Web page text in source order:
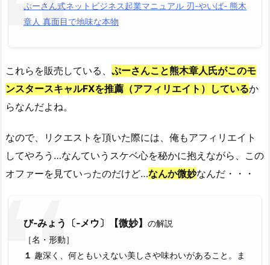
ぷーさん式ネットビジネス起業マニュアル 刃-やいば- 熊木
章人 真面目で地味な本物
これらを販売している、 ぷーさんこと熊木章人氏がこのモ
ンスタースキャルFXを推薦（アフィリエイト）しているか
らなんだよね。
なので、リクエストを頂いた際には、俺もアフィリエイト
してやろう…なんていうスケベ心を秘かに抱えながら、この
オファーを見ていったのだけど…なんか微妙なんだ・・・
び‐みょう〔‐メウ〕【微妙】 の解説
［名・形動］
１ 趣深く、何ともいえない美しさや味わいがあること。ま